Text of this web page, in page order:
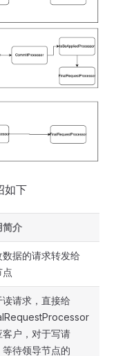
如下
简介
数据的请求转发给
点
读请求，直接给
客户，对于写请
等待领导节点的